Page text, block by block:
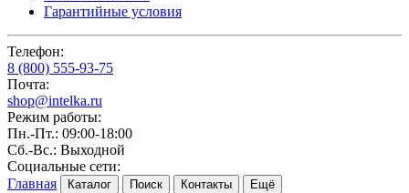
Гарантийные условия
Телефон:
8 (800) 555-93-75
Почта:
shop@intelka.ru
Режим работы:
Пн.-Пт.: 09:00-18:00
Сб.-Вс.: Выходной
Социальные сети:
Главная
Каталог Поиск Контакты Ещё